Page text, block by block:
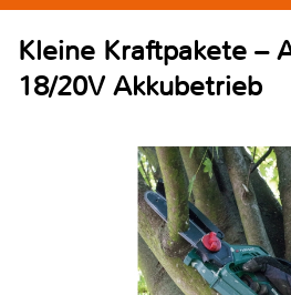
Kleine Kraftpakete –
18/20V Akkubetrieb